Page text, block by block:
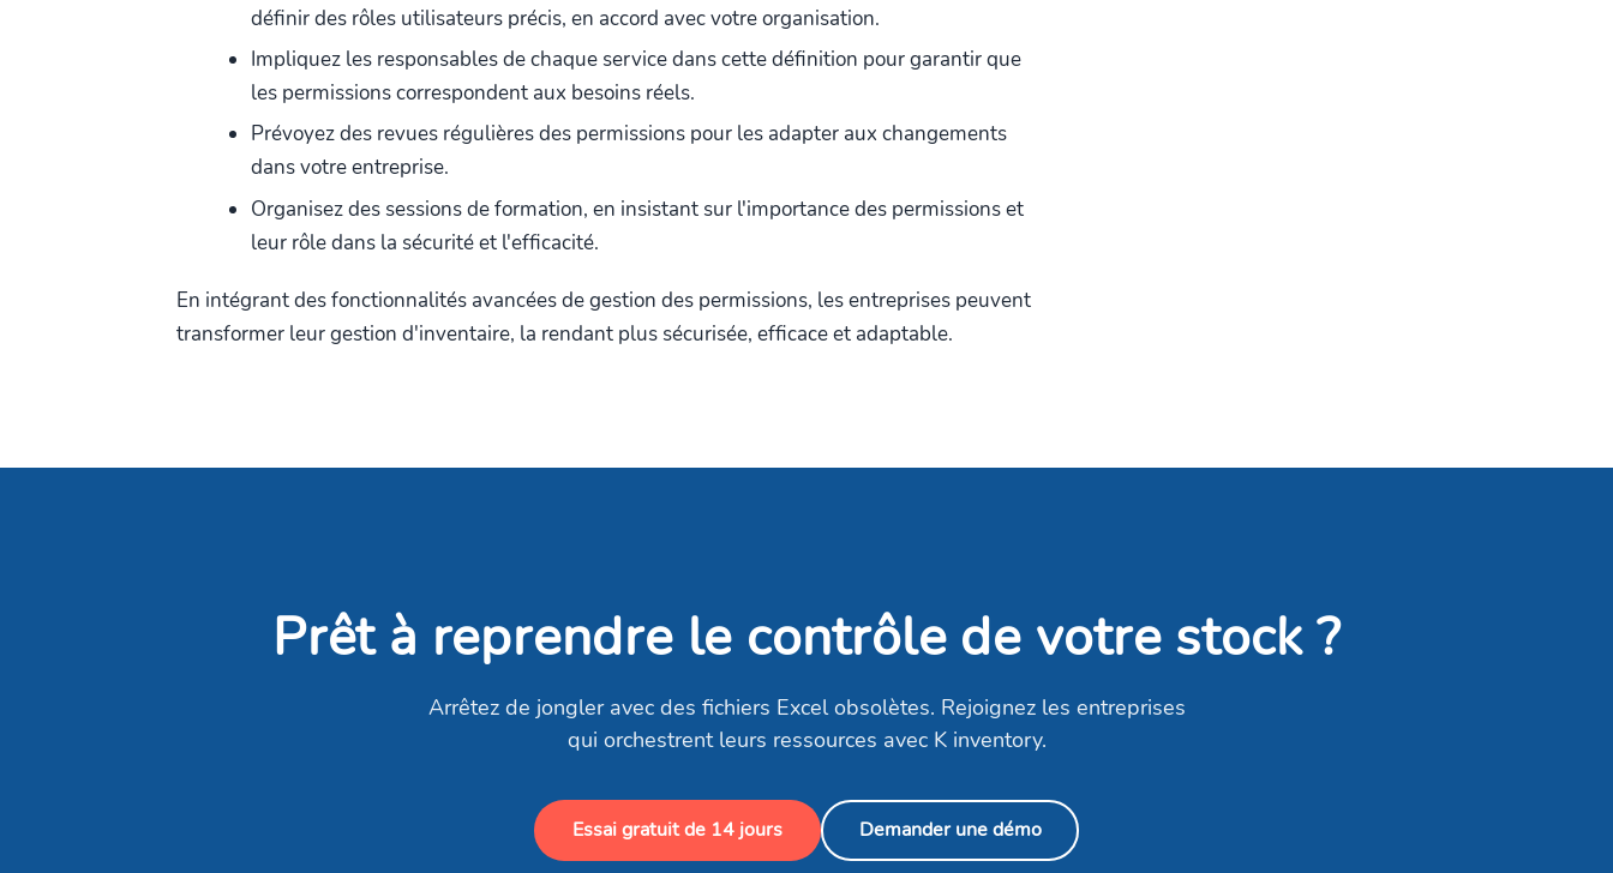
définir des rôles utilisateurs précis, en accord avec votre organisation.
Impliquez les responsables de chaque service dans cette définition pour garantir que
les permissions correspondent aux besoins réels.
Prévoyez des revues régulières des permissions pour les adapter aux changements
dans votre entreprise.
Organisez des sessions de formation, en insistant sur l'importance des permissions et
leur rôle dans la sécurité et l'efficacité.
En intégrant des fonctionnalités avancées de gestion des permissions, les entreprises peuvent
transformer leur gestion d'inventaire, la rendant plus sécurisée, efficace et adaptable.
Prêt à reprendre le contrôle de votre stock ?
Arrêtez de jongler avec des fichiers Excel obsolètes. Rejoignez les entreprises
qui orchestrent leurs ressources avec K inventory.
Essai gratuit de 14 jours Demander une démo